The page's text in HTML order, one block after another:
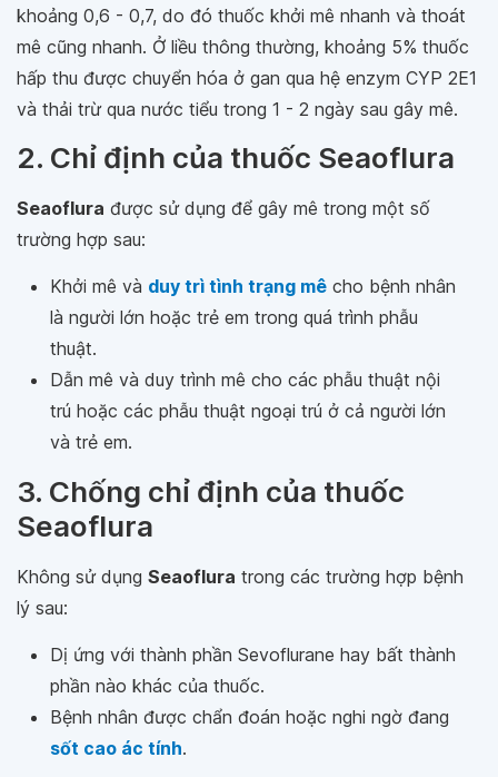
khoảng 0,6 - 0,7, do đó thuốc khởi mê nhanh và thoát
mê cũng nhanh. Ở liều thông thường, khoảng 5% thuốc
hấp thu được chuyển hóa ở gan qua hệ enzym CYP 2E1
và thải trừ qua nước tiểu trong 1 - 2 ngày sau gây mê.
2. Chỉ định của thuốc Seaoflura
Seaoflura được sử dụng để gây mê trong một số
trường hợp sau:
Khởi mê và duy trì tình trạng mê cho bệnh nhân
là người lớn hoặc trẻ em trong quá trình phẫu
thuật.
Dẫn mê và duy trình mê cho các phẫu thuật nội
trú hoặc các phẫu thuật ngoại trú ở cả người lớn
và trẻ em.
3. Chống chỉ định của thuốc
Seaoflura
Không sử dụng Seaoflura trong các trường hợp bệnh
lý sau:
Dị ứng với thành phần Sevoflurane hay bất thành
phần nào khác của thuốc.
Bệnh nhân được chẩn đoán hoặc nghi ngờ đang
sốt cao ác tính.